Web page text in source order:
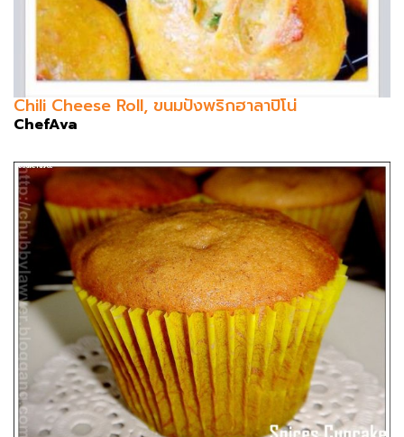
Chili Cheese Roll, ขนมปังพริกฮาลาปิโน่
ChefAva